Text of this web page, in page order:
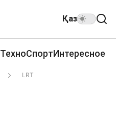
Қаз
ТехноСпортИнтересное
LRT